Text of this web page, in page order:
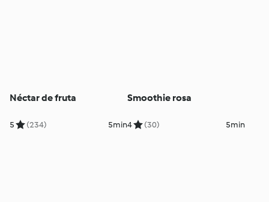
Néctar de fruta
5 (234) 5min
Smoothie rosa
4 (30) 5min